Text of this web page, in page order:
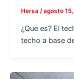
Hersa /agosto
¿Que es? El
techo a base